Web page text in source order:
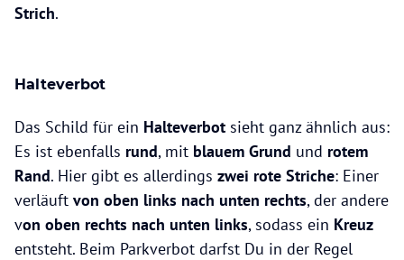
Strich.
Halteverbot
Das Schild für ein Halteverbot sieht ganz ähnlich aus:
Es ist ebenfalls rund, mit blauem Grund und rotem
Rand. Hier gibt es allerdings zwei rote Striche: Einer
verläuft von oben links nach unten rechts, der andere
von oben rechts nach unten links, sodass ein Kreuz
entsteht. Beim Parkverbot darfst Du in der Regel